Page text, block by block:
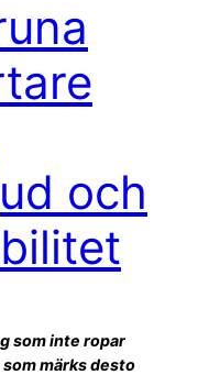
och
som inte ropar
märks desto